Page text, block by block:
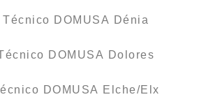
DOMUSA Dénia
DOMUSA Dolores
DOMUSA Elche/Elx